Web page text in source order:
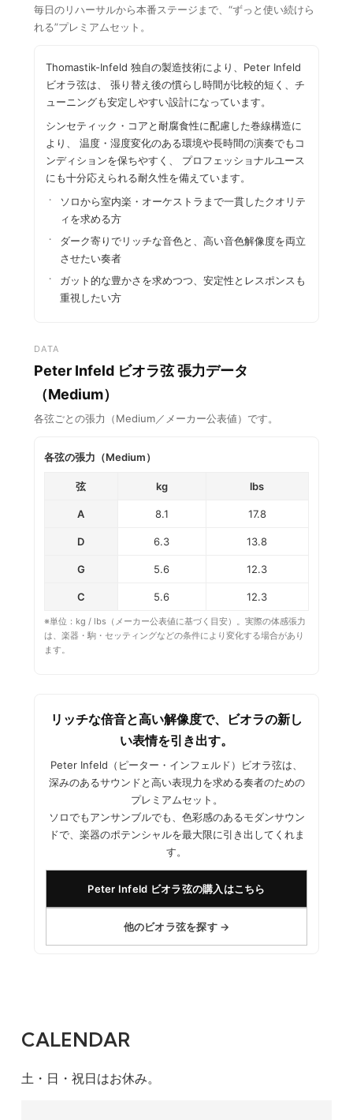
毎日のリハーサルから本番ステージまで、“ずっと使い続けら
れる”プレミアムセット。
Thomastik-Infeld 独自の製造技術により、Peter Infeld
ビオラ弦は、 張り替え後の慣らし時間が比較的短く、チ
ューニングも安定しやすい設計になっています。
シンセティック・コアと耐腐食性に配慮した巻線構造に
より、 温度・湿度変化のある環境や長時間の演奏でもコ
ンディションを保ちやすく、 プロフェッショナルユース
にも十分応えられる耐久性を備えています。
ソロから室内楽・オーケストラまで一貫したクオリテ
ィを求める方
ダーク寄りでリッチな音色と、高い音色解像度を両立
させたい奏者
ガット的な豊かさを求めつつ、安定性とレスポンスも
重視したい方
DATA
Peter Infeld ビオラ弦 張力データ
（Medium）
各弦ごとの張力（Medium／メーカー公表値）です。
各弦の張力（Medium）
弦 kg lbs
A 8.1 17.8
D 6.3 13.8
G 5.6 12.3
C 5.6 12.3
※単位：kg / lbs（メーカー公表値に基づく目安）。実際の体感張力
は、楽器・駒・セッティングなどの条件により変化する場合があり
ます。
リッチな倍音と高い解像度で、ビオラの新し
い表情を引き出す。
Peter Infeld（ピーター・インフェルド）ビオラ弦は、
深みのあるサウンドと高い表現力を求める奏者のための
プレミアムセット。
ソロでもアンサンブルでも、色彩感のあるモダンサウン
ドで、楽器のポテンシャルを最大限に引き出してくれま
す。
Peter Infeld ビオラ弦の購入はこちら
他のビオラ弦を探す →
CALENDAR
土・日・祝日はお休み。